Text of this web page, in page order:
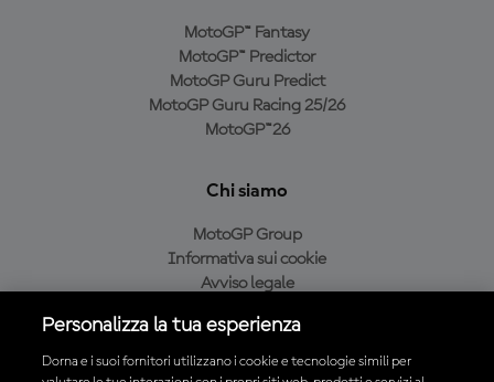
MotoGP™ Fantasy
MotoGP™ Predictor
MotoGP Guru Predict
MotoGP Guru Racing 25/26
MotoGP™26
Chi siamo
MotoGP Group
Informativa sui cookie
Avviso legale
Condizioni di acquisto
Personalizza la tua esperienza
Dorna e i suoi fornitori utilizzano i cookie e tecnologie simili per